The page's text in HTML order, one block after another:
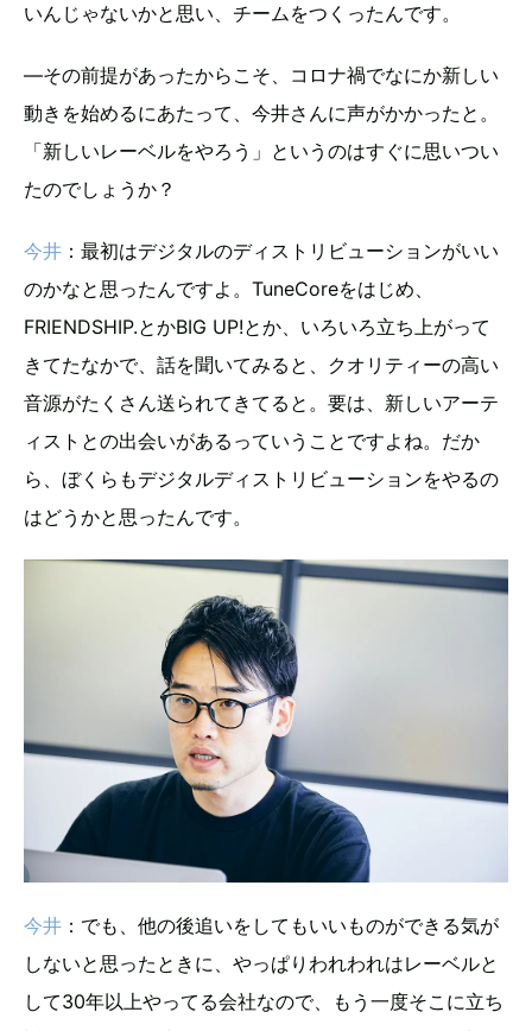
いんじゃないかと思い、チームをつくったんです。
―その前提があったからこそ、コロナ禍でなにか新しい
動きを始めるにあたって、今井さんに声がかかったと。
「新しいレーベルをやろう」というのはすぐに思いつい
たのでしょうか？
今井 ：最初はデジタルのディストリビューションがいい
のかなと思ったんですよ。TuneCoreをはじめ、
FRIENDSHIP.とかBIG UP!とか、いろいろ立ち上がって
きてたなかで、話を聞いてみると、クオリティーの高い
音源がたくさん送られてきてると。要は、新しいアーテ
ィストとの出会いがあるっていうことですよね。だか
ら、ぼくらもデジタルディストリビューションをやるの
はどうかと思ったんです。
今井 ：でも、他の後追いをしてもいいものができる気が
しないと思ったときに、やっぱりわれわれはレーベルと
して30年以上やってる会社なので、もう一度そこに立ち